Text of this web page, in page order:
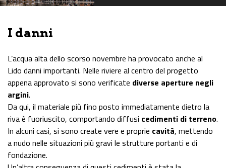
I danni
L’acqua alta dello scorso novembre ha provocato anche al
Lido danni importanti. Nelle riviere al centro del progetto
appena approvato si sono verificate diverse aperture negli
argini.
Da qui, il materiale più fino posto immediatamente dietro la
riva è fuoriuscito, comportando diffusi cedimenti di terreno.
In alcuni casi, si sono create vere e proprie cavità, mettendo
a nudo nelle situazioni più gravi le strutture portanti e di
fondazione.